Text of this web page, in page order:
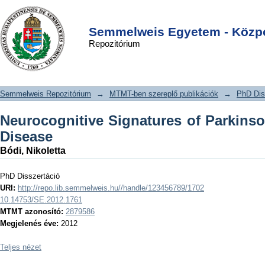
Semmelweis Egyetem -
Repozitórium
Neurocognitive Signatures of
Parkinson’s and Alzheimer’s Disease
DSpace/Manakin Repository
Semmelweis Repozitórium → MTMT-ben szereplő publikációk → PhD
Neurocognitive Signatures of
Disease
Bódi, Nikoletta
PhD Disszertáció
URI: http://repo.lib.semmelweis.hu//handle/123456789/1702
10.14753/SE.2012.1761
MTMT azonosító: 2879586
Megjelenés éve: 2012
Teljes nézet